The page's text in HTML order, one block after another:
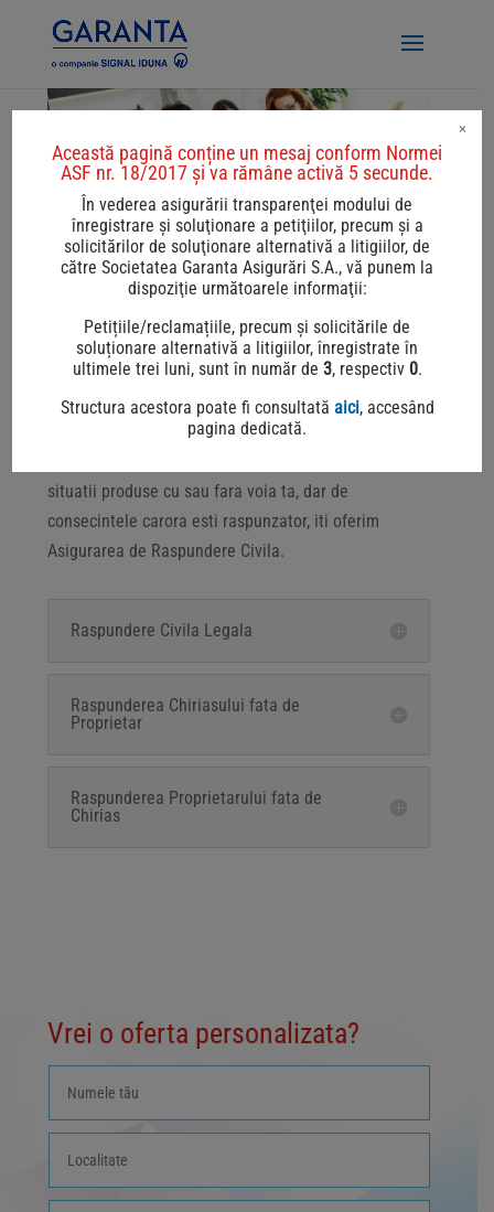
ASIGURARE DE
RASPUNDERE CIVILA
Asigura-te in cunostinta de cauza!
Viata este impredictibila si la fel sunt si situatiile ce
pot fi generate de un spatiu sau un bun, detinut sau
utilizat, si care pot produce pagube materiale sau
situatii produse cu sau fara voia ta, dar de
consecintele carora esti raspunzator, iti oferim
Asigurarea de Raspundere Civila.
Raspundere Civila Legala
Raspunderea Chiriasului fata de
Proprietar
Raspunderea Proprietarului fata de
Chirias
Vrei o oferta personalizata?
Această pagină conține un mesaj conform Normei
ASF nr. 18/2017 și va rămâne activă 5 secunde.
În vederea asigurării transparenţei modului de
înregistrare şi soluţionare a petiţiilor, precum şi a
solicitărilor de soluţionare alternativă a litigiilor, de
către Societatea Garanta Asigurări S.A., vă punem la
dispoziţie următoarele informaţii:
Petițiile/reclamațiile, precum și solicitările de
soluționare alternativă a litigiilor, înregistrate în
ultimele trei luni, sunt în număr de 3, respectiv 0.
Structura acestora poate fi consultată aici, accesând
pagina dedicată.
×